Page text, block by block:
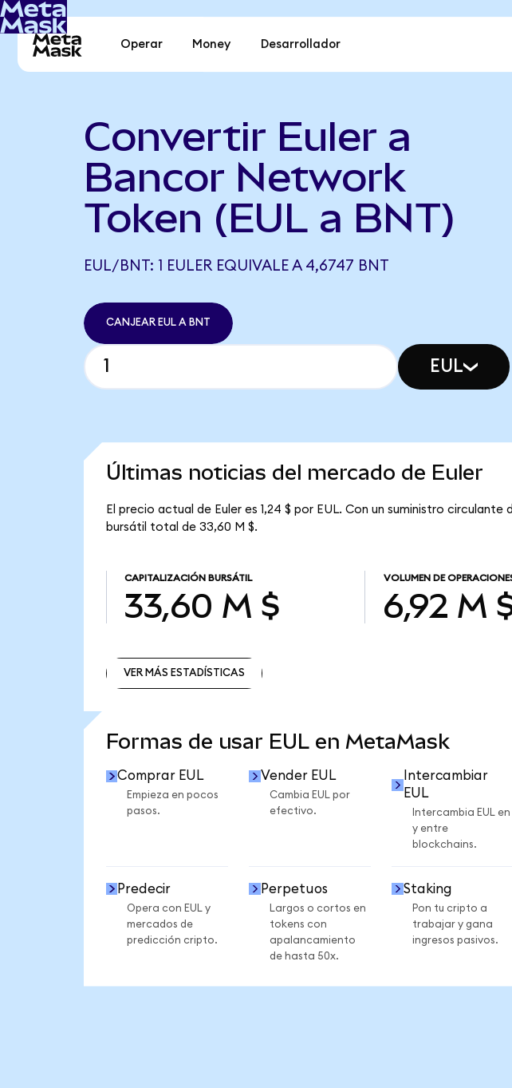
Operar Money Desarrollador
Convertir Euler a
Bancor Network
Token (EUL a BNT)
EUL/BNT: 1 EULER EQUIVALE A 4,6747 BNT
CANJEAR EUL A BNT
EUL
Últimas noticias del mercado de Euler
El precio actual de Euler es 1,24 $ por EUL. Con un suministro
bursátil total de 33,60 M $.
CAPITALIZACIÓN BURSÁTIL
33,60 M $
VOLUMEN DE
6,92 M
VER MÁS ESTADÍSTICAS
Formas de usar EUL en MetaMask
Comprar EUL
Empieza en pocos
pasos.
Vender EUL
Cambia EUL por
efectivo.
Intercambiar
EUL
Intercambia EUL en
y entre
blockchains.
Predecir
Opera con EUL y
mercados de
predicción cripto.
Perpetuos
Largos o cortos en
tokens con
apalancamiento
de hasta 50x.
Staking
Pon tu cripto a
trabajar y gana
ingresos pasivos.